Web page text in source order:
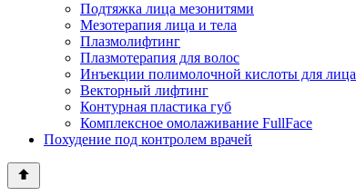
Подтяжка лица мезонитями
Мезотерапия лица и тела
Плазмолифтинг
Плазмотерапия для волос
Инъекции полимолочной кислоты для лица
Векторный лифтинг
Контурная пластика губ
Комплексное омолаживание FullFace
Похудение под контролем врачей